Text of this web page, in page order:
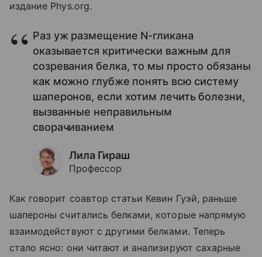
издание Phys.org.
Раз уж размещение N-гликана
оказывается критически важным для
созревания белка, то мы просто обязаны
как можно глубже понять всю систему
шаперонов, если хотим лечить болезни,
вызванные неправильным
сворачиванием
Лила Гираш
Профессор
Как говорит соавтор статьи Кевин Гуэй, раньше
шапероны считались белками, которые напрямую
взаимодействуют с другими белками. Теперь
стало ясно: они читают и анализируют сахарные